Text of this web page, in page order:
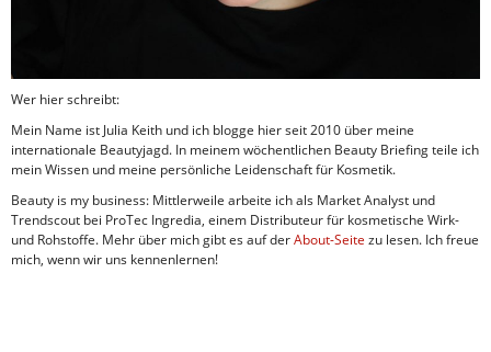
Wer hier schreibt:
Mein Name ist Julia Keith und ich blogge hier seit 2010 über meine
internationale Beautyjagd. In meinem wöchentlichen Beauty Briefing teile ich
mein Wissen und meine persönliche Leidenschaft für Kosmetik.
Beauty is my business: Mittlerweile arbeite ich als Market Analyst und
Trendscout bei ProTec Ingredia, einem Distributeur für kosmetische Wirk-
und Rohstoffe. Mehr über mich gibt es auf derAbout-Seite zu lesen. Ich freue
mich, wenn wir uns kennenlernen!